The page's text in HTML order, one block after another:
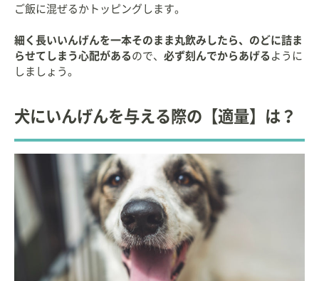
ご飯に混ぜるかトッピングします。
細く長いいんげんを一本そのまま丸飲みしたら、のどに詰ま
らせてしまう心配がある ので、 必ず刻んでからあげる ように
しましょう。
犬にいんげんを与える際の【適量】は？